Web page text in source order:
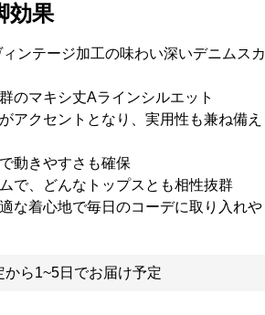
効果
ィンテージ加工の味わい深いデニムスカ
のマキシ丈Aラインシルエット
アクセントとなり、実用性も兼ね備え
動きやすさも確保
で、どんなトップスとも相性抜群
な着心地で毎日のコーデに取り入れや
から1~5日でお届け予定